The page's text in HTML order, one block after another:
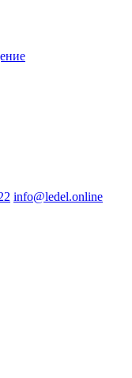
info@ledel.online